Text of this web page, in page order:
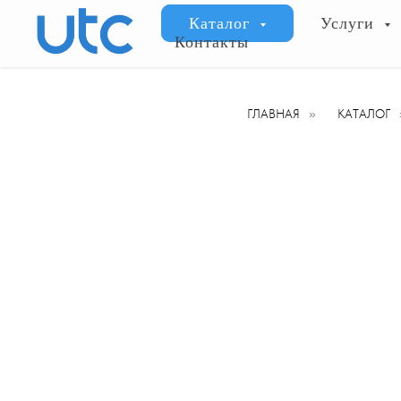
Каталог Услуги
Контакты
ГЛАВНАЯ » КАТАЛОГ